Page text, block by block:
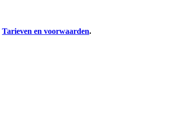
Tarieven en voorwaarden.